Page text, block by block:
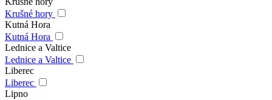
Krušné hory
Kutná Hora
Kutná Hora
Lednice a Valtice
Lednice a Valtice
Liberec
Liberec
Lipno